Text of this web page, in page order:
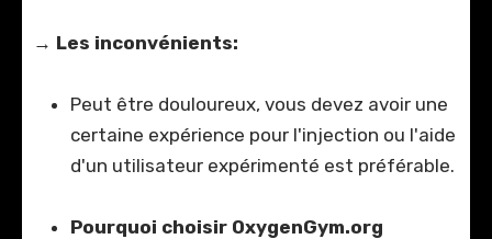
→ Les inconvénients:
Peut être douloureux, vous devez avoir une
certaine expérience pour l'injection ou l'aide
d'un utilisateur expérimenté est préférable.
Pourquoi choisir OxygenGym.org